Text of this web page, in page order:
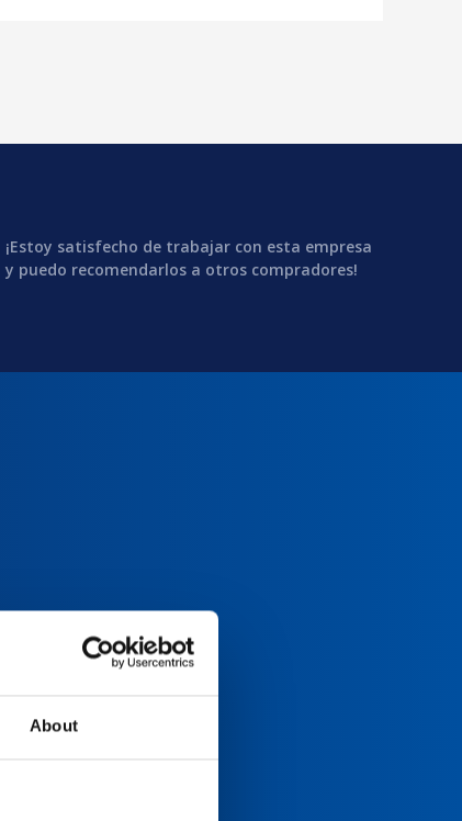
About
¡Estoy satisfecho de trabajar con esta empresa
y puedo recomendarlos a otros compradores!